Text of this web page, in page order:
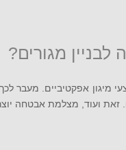
מגורים?
מיגון אפקטיביים.
ועוד, מצלמת אבטחה